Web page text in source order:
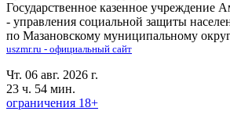
Государственное казенное учреждение
- управления социальной защиты
по Мазановскому муниципальному
uszmr.ru - официальный сайт
Чт. 06 авг. 2026 г.
23 ч. 54 мин.
ограничения 18+